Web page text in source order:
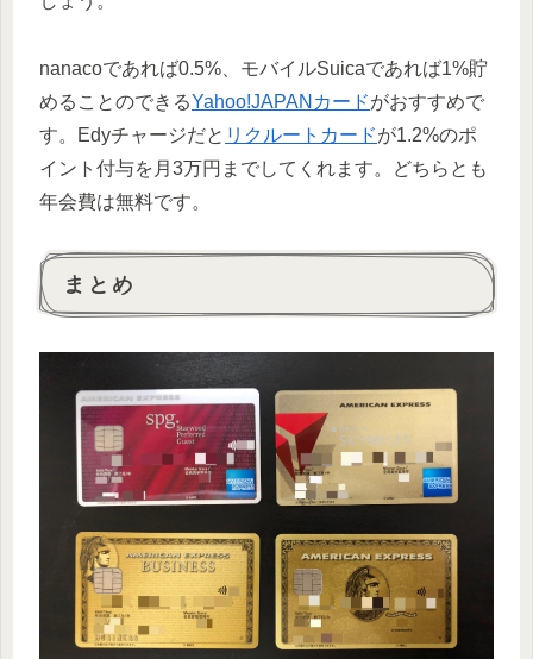
nanacoであれば0.5%、モバイルSuicaであれば1%貯
めることのできるYahoo!JAPANカードがおすすめで
す。Edyチャージだと リクルートカードが1.2%のポ
イント付与を月3万円までしてくれます。どちらとも
年会費は無料です。
まとめ